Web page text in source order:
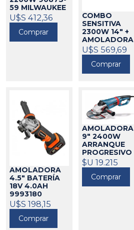
59 MILWAUKEE
271007
U$S 412,36
Comprar
COMBO
SENSITIVA
2300W 14" +
AMOLADORA
4.5"
MILWAUKEE
271039
U$S 569,69
Comprar
AMOLADORA
4.5" BATERÍA
18V 4.0AH
9993180
DOWEN PAGIO
424212
U$S 198,15
Comprar
AMOLADORA
9" 2400W
ARRANQUE
PROGRESIVO
GWS 24-230
LVI BOSCH
21084
$U 19.215
Comprar